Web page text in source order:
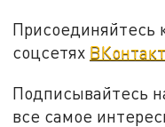
Присоединяйтесь
соцсетях
Подписывайтесь
все самое